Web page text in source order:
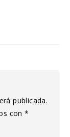
publicada.
con*